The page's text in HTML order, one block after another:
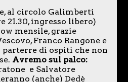
al circolo Galimberti
21.30, ingresso libero)
mensile, grazie
Franco Rangone e
parterre di ospiti che non
Avremo sul palco:
e Salvatore
(anche) Dedè